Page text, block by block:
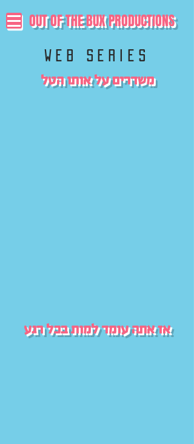
OUT OF THE BUX PRODUCTIONS
משדרים על אותו הטל
אז אתה עומד למות בכל רגע
web series